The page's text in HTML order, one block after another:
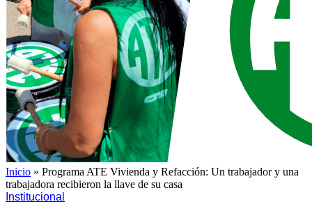
Inicio » Programa ATE Vivienda y Refacción: Un trabajador y una
trabajadora recibieron la llave de su casa
Institucional